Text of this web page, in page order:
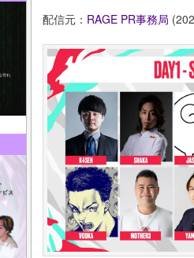
配信元： RAGE PR事務局